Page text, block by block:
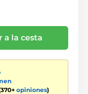
a la cesta
opiniones)